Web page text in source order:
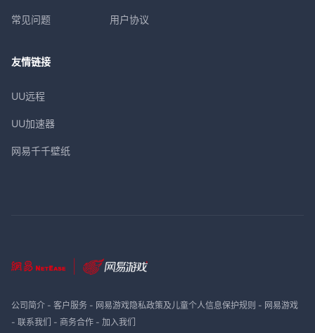
常见问题 用户协议
友情链接
UU远程
UU加速器
网易千千壁纸
公司简介- 客户服务- 网易游戏隐私政策及儿童个人信息保护规则 - 网易游戏
- 联系我们 - 商务合作- 加入我们